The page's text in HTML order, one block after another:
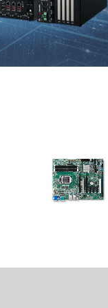
i9/i7/i5/i3またはXeon® E